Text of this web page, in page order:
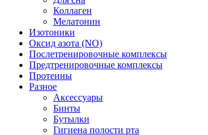
Коллаген
Мелатонин
Изотоники
Оксид азота (NO)
Послетренировочные комплексы
Предтренировочные комплексы
Протеины
Разное
Аксессуары
Бинты
Бутылки
Гигиена полости рта